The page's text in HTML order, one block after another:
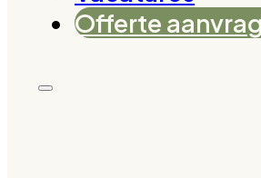
Offerte